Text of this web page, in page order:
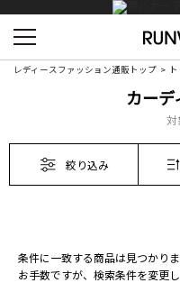
レディースファッション通販トップ
カー
対
絞り込み
条件に一致する商品は見つかりま
お手数ですが、検索条件を変更し